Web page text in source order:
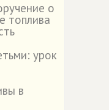
о
топлива
урок
в